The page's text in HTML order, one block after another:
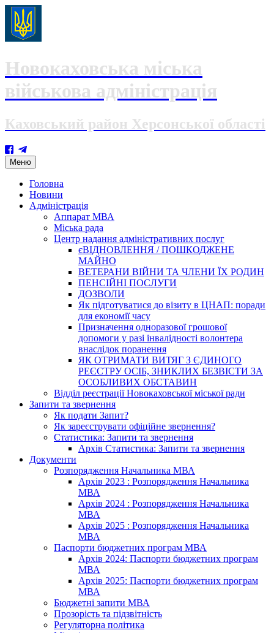
Новокаховська міська
військова адміністрація
Каховський район Херсонської області
Меню Skip
to
content
Головна
Новини
Адміністрація
Аппарат МВА
Міська рада
Центр надання адміністративних послуг
єВІДНОВЛЕННЯ / ПОШКОДЖЕНЕ
МАЙНО
ВЕТЕРАНИ ВІЙНИ ТА ЧЛЕНИ ЇХ РОДИН
ПЕНСІЙНІ ПОСЛУГИ
ДОЗВОЛИ
Як підготуватися до візиту в ЦНАП: поради
для економії часу
Призначення одноразової грошової
допомоги у разі інвалідності волонтера
внаслідок поранення
ЯК ОТРИМАТИ ВИТЯГ З ЄДИНОГО
РЕЄСТРУ ОСІБ, ЗНИКЛИХ БЕЗВІСТИ ЗА
ОСОБЛИВИХ ОБСТАВИН
Відділ реєстрації Новокаховської міської ради
Запити та звернення
Як подати Запит?
Як зареєструвати офіційне звернення?
Статистика: Запити та звернення
Архів Статистика: Запити та звернення
Документи
Розпорядження Начальника МВА
Архів 2023 : Розпорядження Начальника
МВА
Архів 2024 : Розпорядження Начальника
МВА
Архів 2025 : Розпорядження Начальника
МВА
Паспорти бюджетних програм МВА
Архів 2024: Паспорти бюджетних програм
МВА
Архів 2025: Паспорти бюджетних програм
МВА
Бюджетні запити МВА
Прозорість та підзвітність
Регуляторна політика